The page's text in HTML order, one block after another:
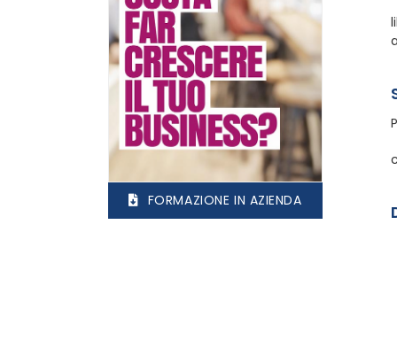
FORMAZIONE IN AZIENDA